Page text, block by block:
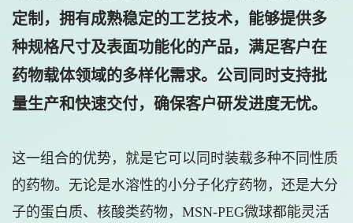
定制，拥有成熟稳定的工艺技术，能够提供多
种规格尺寸及表面功能化的产品，满足客户在
药物载体领域的多样化需求。公司同时支持批
量生产和快速交付，确保客户研发进度无忧。
这一组合的优势，就是它可以同时装载多种不同性质
的药物。无论是水溶性的小分子化疗药物，还是大分
子的蛋白质、核酸类药物，MSN-PEG微球都能灵活